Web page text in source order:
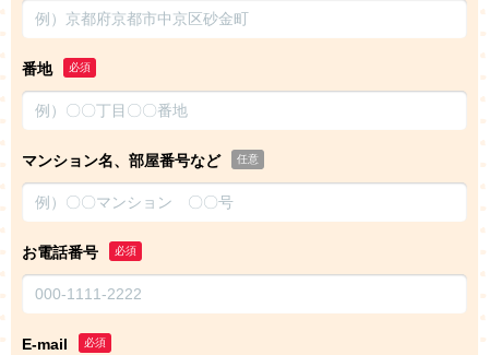
番地 必須
マンション名、部屋番号など 任意
お電話番号 必須
E-mail 必須